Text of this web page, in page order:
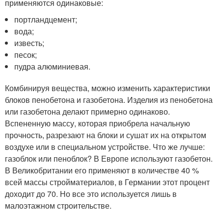
применяются одинаковые:
портландцемент;
вода;
известь;
песок;
пудра алюминиевая.
Комбинируя вещества, можно изменить характеристики
блоков пенобетона и газобетона. Изделия из пенобетона
или газобетона делают примерно одинаково.
Вспененную массу, которая приобрела начальную
прочность, разрезают на блоки и сушат их на открытом
воздухе или в специальном устройстве. Что же лучше:
газоблок или пеноблок? В Европе используют газобетон.
В Великобритании его применяют в количестве 40 %
всей массы стройматериалов, в Германии этот процент
доходит до 70. Но все это используется лишь в
малоэтажном строительстве.